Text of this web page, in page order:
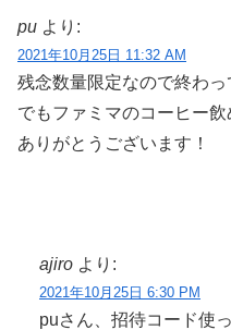
pu より:
2021年10月25日 11:32 AM
残念数量限定なので終わっ
でもファミマのコーヒー
ありがとうございます！
ajiro より:
2021年10月25日 6:30 PM
puさん、招待コード使